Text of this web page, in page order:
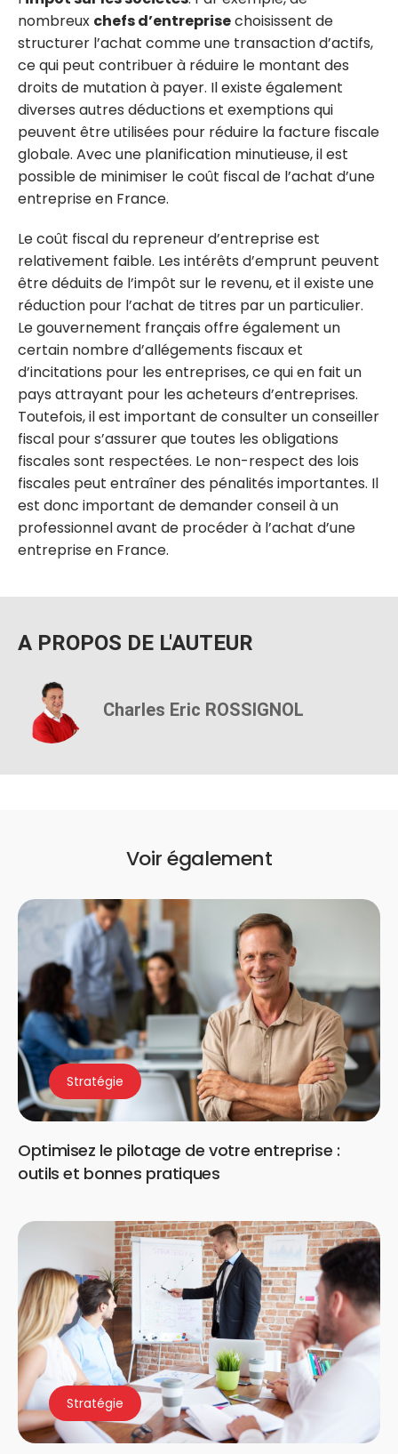
nombreux chefs d’entreprisechoisissent de
structurer l’achat comme une transaction d’actifs,
ce qui peut contribuer à réduire le montant des
droits de mutation à payer. Il existe également
diverses autres déductions et exemptions qui
peuvent être utilisées pour réduire la facture fiscale
globale. Avec une planification minutieuse, il est
possible de minimiser le coût fiscal de l’achat d’une
entreprise en France.
Le coût fiscal du repreneur d’entreprise est
relativement faible. Les intérêts d’emprunt peuvent
être déduits de l’impôt sur le revenu, et il existe une
réduction pour l’achat de titres par un particulier.
Le gouvernement français offre également un
certain nombre d’allégements fiscaux et
d’incitations pour les entreprises, ce qui en fait un
pays attrayant pour les acheteurs d’entreprises.
Toutefois, il est important de consulter un conseiller
fiscal pour s’assurer que toutes les obligations
fiscales sont respectées. Le non-respect des lois
fiscales peut entraîner des pénalités importantes. Il
est donc important de demander conseil à un
professionnel avant de procéder à l’achat d’une
entreprise en France.
A PROPOS DE L'AUTEUR
Charles Eric ROSSIGNOL
Voir également
Optimisez le pilotage de votre entreprise :
outils et bonnes pratiques
Stratégie
Stratégie